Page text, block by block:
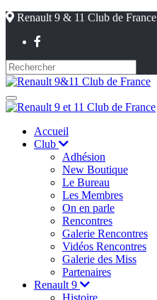
Renault 9 & 11 Club de France
Accueil
Club
Adhésion
New Boutique
Le Bureau
Les Membres
On en parle
Rencontres
Galerie Rencontres
Vidéos Rencontres
Galerie des Miss
Partenaires
Renault 9